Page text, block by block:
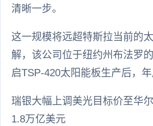
清晰一步。
这一规模将远超特斯拉当前的
解，该公司位于纽约州布法罗
启TSP-420太阳能板生产后，年
瑞银大幅上调美光目标价至华
1.8万亿美元